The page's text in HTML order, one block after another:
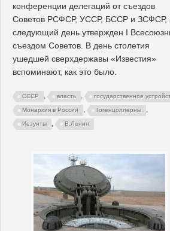
конференции делегаций от съездов
Советов РСФСР, УССР, БССР и ЗСФСР,
следующий день утвержден I
съездом Советов. В день столетия
ушедшей сверхдержавы «Известия»
вспоминают, как это было.
СССР , власть , государственное
Монархия в России , Гогенцоллерны ,
Иезуиты , В.Ленин